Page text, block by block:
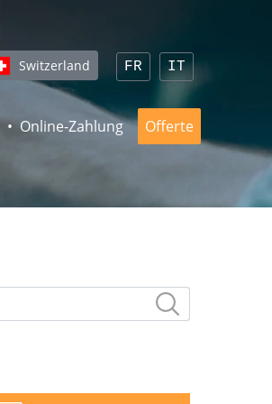
FR IT
Switzerland
Online-Zahlung Offerte